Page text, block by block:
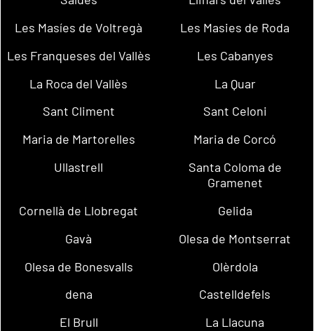
Les Masíes de Voltregà
Les Masies de Roda
Les Franqueses del Vallès
Les Cabanyes
La Roca del Vallès
La Quar
Sant Climent
Sant Celoni
Maria de Martorelles
Maria de Corcó
Ullastrell
Santa Coloma de
Gramenet
Cornellà de Llobregat
Gelida
Gavà
Olesa de Montserrat
Olesa de Bonesvalls
Olèrdola
dena
Castelldefels
El Brull
La Llacuna